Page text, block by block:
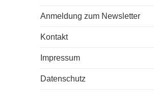
Anmeldung zum Newsletter
Kontakt
Impressum
Datenschutz